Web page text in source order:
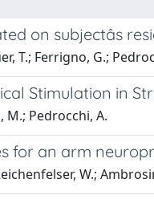
on subjectâs
T.; Ferrigno, G.;
Stimulation in
M.; Pedrocchi, A.
for an arm
W.;